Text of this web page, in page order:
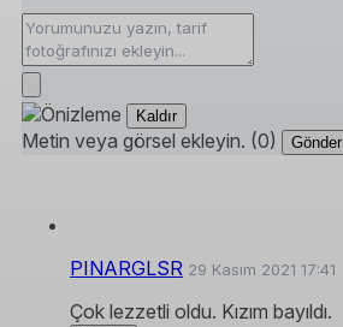
Kaldır
Metin veya görsel ekleyin. (0) Gönder
PINARGLSR 29 Kasım 2021 17:41
Çok lezzetli oldu. Kızım bayıldı.